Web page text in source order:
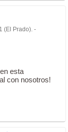
(El Prado). -
esta
con nosotros!